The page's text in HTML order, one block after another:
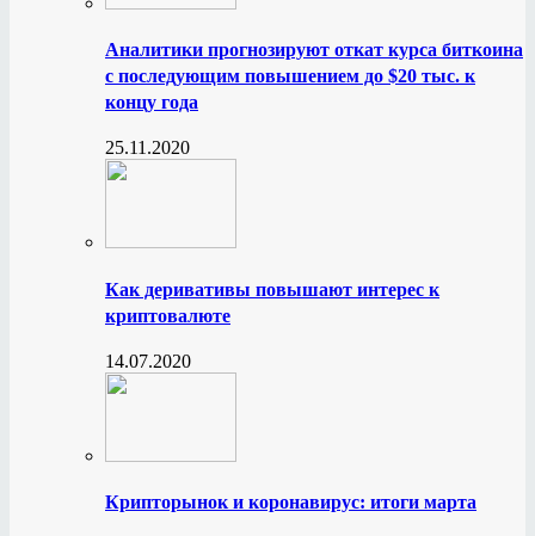
Аналитики прогнозируют откат курса биткоина
с последующим повышением до $20 тыс. к
концу года
25.11.2020
Как деривативы повышают интерес к
криптовалюте
14.07.2020
Крипторынок и коронавирус: итоги марта